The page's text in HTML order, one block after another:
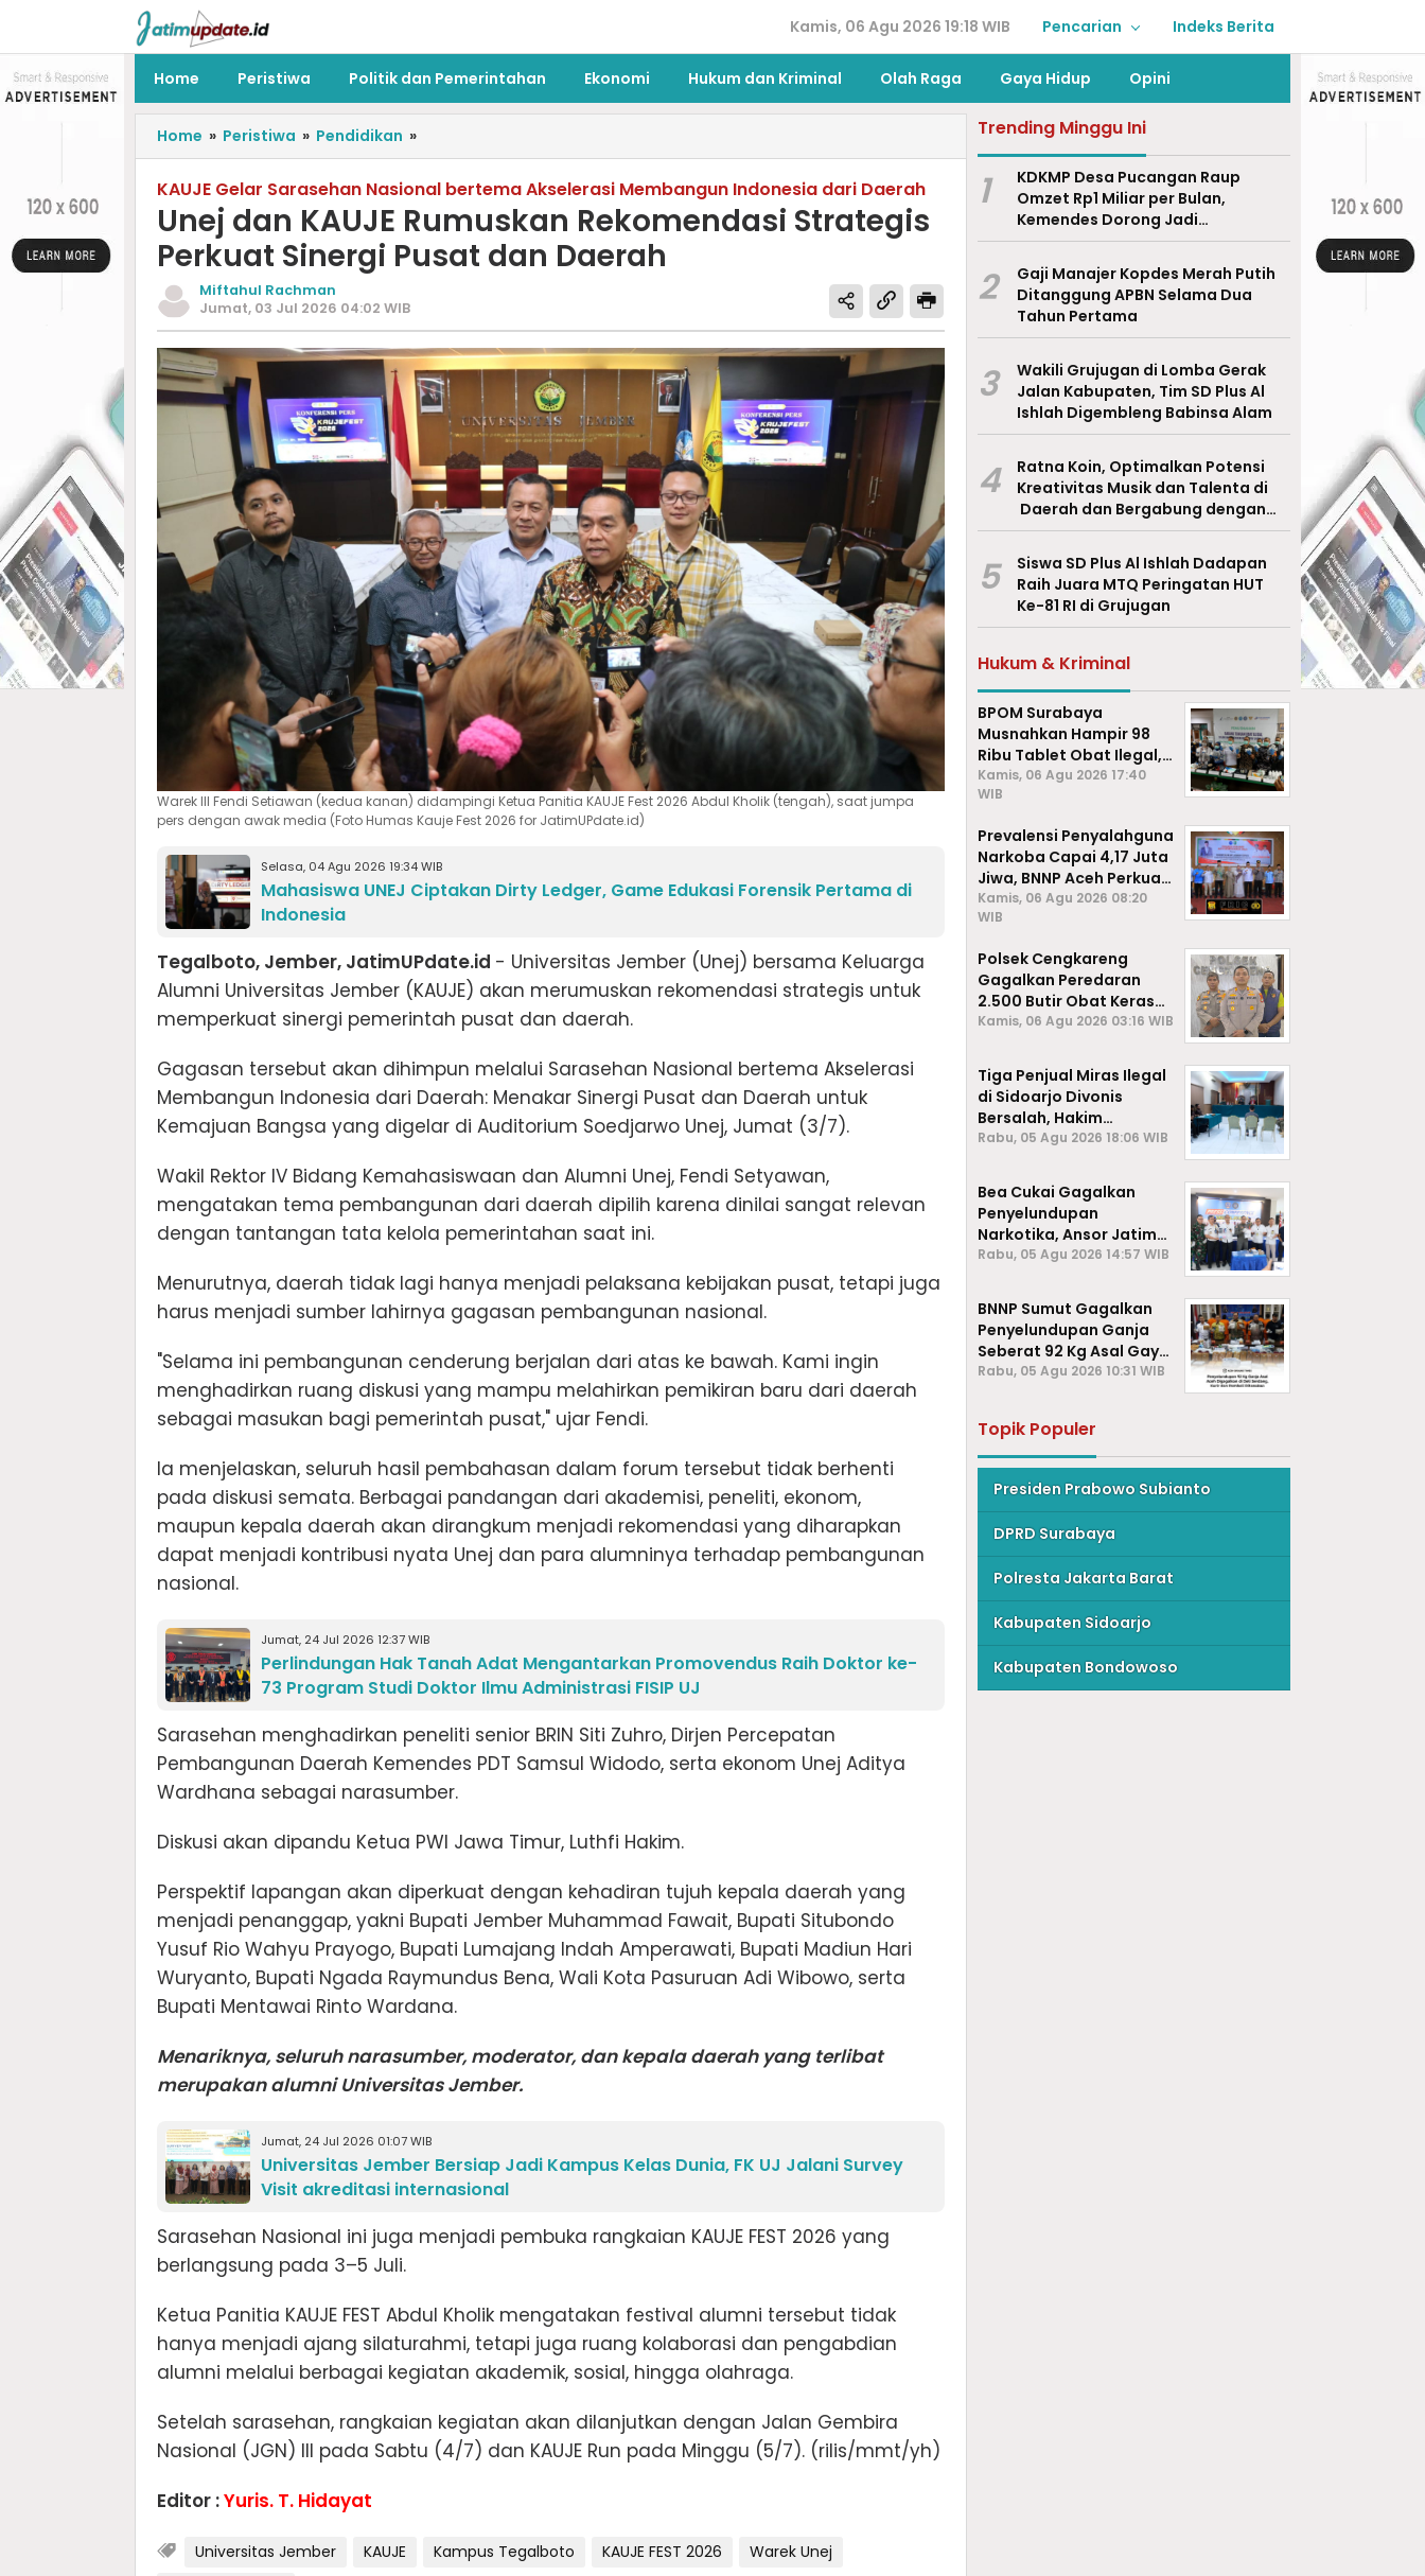
Kamis, 06 Agu 2026 19:18 WIB Pencarian Indeks Berita
Home Peristiwa Politik dan Pemerintahan Ekonomi Hukum dan Kriminal Olah Raga Gaya Hidup Opini
Home » Peristiwa » Pendidikan »
KAUJE Gelar Sarasehan Nasional bertema Akselerasi Membangun Indonesia dari Daerah
Unej dan KAUJE Rumuskan Rekomendasi Strategis
Perkuat Sinergi Pusat dan Daerah
Miftahul Rachman
Jumat, 03 Jul 2026 04:02 WIB
Warek III Fendi Setiawan (kedua kanan) didampingi Ketua Panitia KAUJE Fest 2026 Abdul Kholik (tengah), saat jumpa
pers dengan awak media (Foto Humas Kauje Fest 2026 for JatimUPdate.id)
Selasa, 04 Agu 2026 19:34 WIB
Mahasiswa UNEJ Ciptakan Dirty Ledger, Game Edukasi Forensik Pertama di
Indonesia
Tegalboto, Jember, JatimUPdate.id - Universitas Jember (Unej) bersama Keluarga
Alumni Universitas Jember (KAUJE) akan merumuskan rekomendasi strategis untuk
memperkuat sinergi pemerintah pusat dan daerah.
Gagasan tersebut akan dihimpun melalui Sarasehan Nasional bertema Akselerasi
Membangun Indonesia dari Daerah: Menakar Sinergi Pusat dan Daerah untuk
Kemajuan Bangsa yang digelar di Auditorium Soedjarwo Unej, Jumat (3/7).
Wakil Rektor IV Bidang Kemahasiswaan dan Alumni Unej, Fendi Setyawan,
mengatakan tema pembangunan dari daerah dipilih karena dinilai sangat relevan
dengan tantangan tata kelola pemerintahan saat ini.
Menurutnya, daerah tidak lagi hanya menjadi pelaksana kebijakan pusat, tetapi juga
harus menjadi sumber lahirnya gagasan pembangunan nasional.
"Selama ini pembangunan cenderung berjalan dari atas ke bawah. Kami ingin
menghadirkan ruang diskusi yang mampu melahirkan pemikiran baru dari daerah
sebagai masukan bagi pemerintah pusat," ujar Fendi.
Ia menjelaskan, seluruh hasil pembahasan dalam forum tersebut tidak berhenti
pada diskusi semata. Berbagai pandangan dari akademisi, peneliti, ekonom,
maupun kepala daerah akan dirangkum menjadi rekomendasi yang diharapkan
dapat menjadi kontribusi nyata Unej dan para alumninya terhadap pembangunan
nasional.
Jumat, 24 Jul 2026 12:37 WIB
Perlindungan Hak Tanah Adat Mengantarkan Promovendus Raih Doktor ke-
73 Program Studi Doktor Ilmu Administrasi FISIP UJ
Sarasehan menghadirkan peneliti senior BRIN Siti Zuhro, Dirjen Percepatan
Pembangunan Daerah Kemendes PDT Samsul Widodo, serta ekonom Unej Aditya
Wardhana sebagai narasumber.
Diskusi akan dipandu Ketua PWI Jawa Timur, Luthfi Hakim.
Perspektif lapangan akan diperkuat dengan kehadiran tujuh kepala daerah yang
menjadi penanggap, yakni Bupati Jember Muhammad Fawait, Bupati Situbondo
Yusuf Rio Wahyu Prayogo, Bupati Lumajang Indah Amperawati, Bupati Madiun Hari
Wuryanto, Bupati Ngada Raymundus Bena, Wali Kota Pasuruan Adi Wibowo, serta
Bupati Mentawai Rinto Wardana.
Menariknya, seluruh narasumber, moderator, dan kepala daerah yang terlibat
merupakan alumni Universitas Jember.
Jumat, 24 Jul 2026 01:07 WIB
Universitas Jember Bersiap Jadi Kampus Kelas Dunia, FK UJ Jalani Survey
Visit akreditasi internasional
Sarasehan Nasional ini juga menjadi pembuka rangkaian KAUJE FEST 2026 yang
berlangsung pada 3–5 Juli.
Ketua Panitia KAUJE FEST Abdul Kholik mengatakan festival alumni tersebut tidak
hanya menjadi ajang silaturahmi, tetapi juga ruang kolaborasi dan pengabdian
alumni melalui berbagai kegiatan akademik, sosial, hingga olahraga.
Setelah sarasehan, rangkaian kegiatan akan dilanjutkan dengan Jalan Gembira
Nasional (JGN) III pada Sabtu (4/7) dan KAUJE Run pada Minggu (5/7). (rilis/mmt/yh)
Editor :Yuris. T. Hidayat
Universitas Jember KAUJE Kampus Tegalboto KAUJE FEST 2026
Warek Unej
Trending Minggu Ini
1
KDKMP Desa Pucangan Raup
Omzet Rp1 Miliar per Bulan,
Kemendes Dorong Jadi
Percontohan Nasional
2
Gaji Manajer Kopdes Merah Putih
Ditanggung APBN Selama Dua
Tahun Pertama
3
Wakili Grujugan di Lomba Gerak
Jalan Kabupaten, Tim SD Plus Al
Ishlah Digembleng Babinsa Alam
4
Ratna Koin, Optimalkan Potensi
Kreativitas Musik dan Talenta di
Daerah dan Bergabung dengan
Ekraf Pasuruan
5
Siswa SD Plus Al Ishlah Dadapan
Raih Juara MTQ Peringatan HUT
Ke-81 RI di Grujugan
Hukum & Kriminal
BPOM Surabaya
Musnahkan Hampir 98
Ribu Tablet Obat Ilegal,
Cegah Penyalahgunaan
di Kalangan Pelajar
Kamis, 06 Agu 2026 17:40
WIB
Prevalensi Penyalahguna
Narkoba Capai 4,17 Juta
Jiwa, BNNP Aceh Perkuat
P4GN di Subulussalam
Kamis, 06 Agu 2026 08:20
WIB
Polsek Cengkareng
Gagalkan Peredaran
2.500 Butir Obat Keras
Daftar G, Satu Pengedar
Kamis, 06 Agu 2026 03:16 WIB
Tiga Penjual Miras Ilegal
di Sidoarjo Divonis
Bersalah, Hakim
Jatuhkan Denda hingga
Rabu, 05 Agu 2026 18:06 WIB
Bea Cukai Gagalkan
Penyelundupan
Narkotika, Ansor Jatim
Negara Tak Kalah dari
Rabu, 05 Agu 2026 14:57 WIB
BNNP Sumut Gagalkan
Penyelundupan Ganja
Seberat 92 Kg Asal Gayo
Lues, Aceh.
Rabu, 05 Agu 2026 10:31 WIB
Topik Populer
Presiden Prabowo Subianto
DPRD Surabaya
Polresta Jakarta Barat
Kabupaten Sidoarjo
Kabupaten Bondowoso